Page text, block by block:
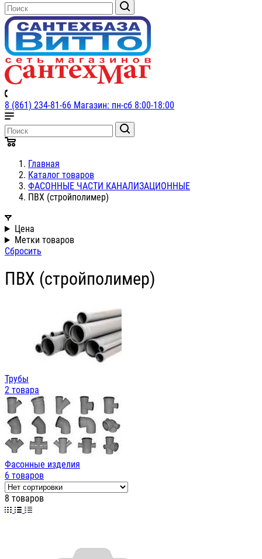
8 (861) 234-81-66 Магазин: пн-сб 8:00-18:00
Главная
Каталог товаров
ФАСОННЫЕ ЧАСТИ КАНАЛИЗАЦИОННЫЕ
ПВХ (стройполимер)
Цена
Метки товаров
Сбросить
ПВХ (стройполимер)
Трубы
2 товара
Фасонные изделия
6 товаров
8 товаров